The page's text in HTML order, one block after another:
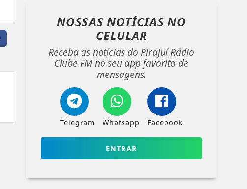
NOSSAS NOTÍCIASNO
CELULAR
Receba as notícias do Pirajuí Rádio
Clube FM no seu app favorito de
mensagens.
Telegram Whatsapp Facebook
ENTRAR